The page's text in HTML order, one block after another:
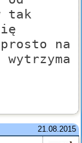
tak
na
21.08.2015